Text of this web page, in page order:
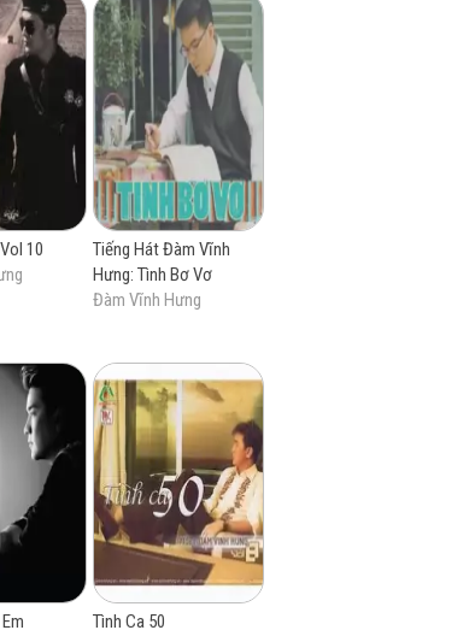
10
Tiếng Hát Đàm Vĩnh
Hưng: Tình Bơ Vơ
Đàm Vĩnh Hưng
Tình Ca 50